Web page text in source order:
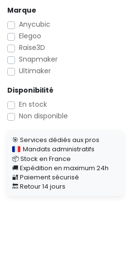
Marque
Anycubic
Elegoo
Raise3D
Snapmaker
Ultimaker
Disponibilité
En stock
Non disponible
🎯 Services dédiés aux pros
Mandats administratifs
📦 Stock en France
🚚 Expédition en maximum 24h
🔐 Paiement sécurisé
🔙 Retour 14 jours